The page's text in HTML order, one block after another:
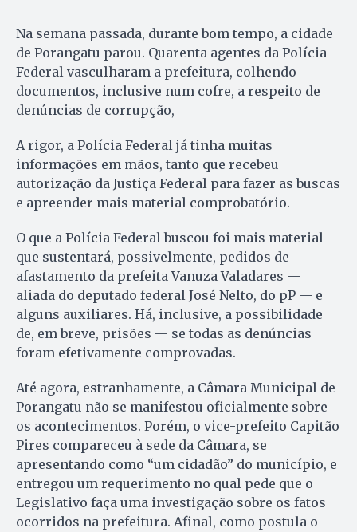
Na semana passada, durante bom tempo, a cidade
de Porangatu parou. Quarenta agentes da Polícia
Federal vasculharam a prefeitura, colhendo
documentos, inclusive num cofre, a respeito de
denúncias de corrupção,
A rigor, a Polícia Federal já tinha muitas
informações em mãos, tanto que recebeu
autorização da Justiça Federal para fazer as buscas
e apreender mais material comprobatório.
O que a Polícia Federal buscou foi mais material
que sustentará, possivelmente, pedidos de
afastamento da prefeita Vanuza Valadares —
aliada do deputado federal José Nelto, do pP — e
alguns auxiliares. Há, inclusive, a possibilidade
de, em breve, prisões — se todas as denúncias
foram efetivamente comprovadas.
Até agora, estranhamente, a Câmara Municipal de
Porangatu não se manifestou oficialmente sobre
os acontecimentos. Porém, o vice-prefeito Capitão
Pires compareceu à sede da Câmara, se
apresentando como “um cidadão” do município, e
entregou um requerimento no qual pede que o
Legislativo faça uma investigação sobre os fatos
ocorridos na prefeitura. Afinal, como postula o